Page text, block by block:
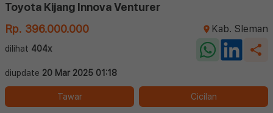
Toyota Kijang Innova Venturer
Rp. 396.000.000
Kab. Sleman
dilihat 404x
diupdate 20 Mar 2025 01:18
Tawar Cicilan